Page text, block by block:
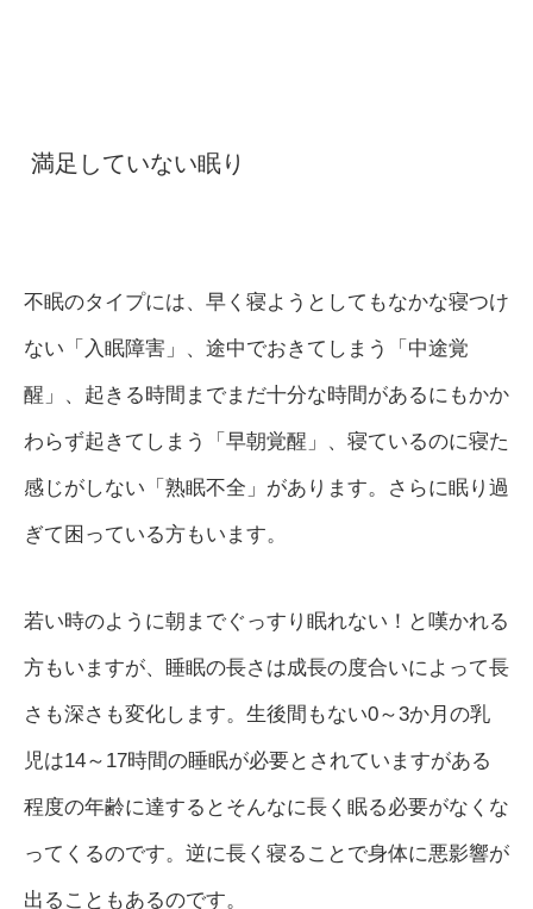
満足していない眠り
不眠のタイプには、早く寝ようとしてもなかな寝つけ
ない「入眠障害」、途中でおきてしまう「中途覚
醒」、起きる時間までまだ十分な時間があるにもかか
わらず起きてしまう「早朝覚醒」、寝ているのに寝た
感じがしない「熟眠不全」があります。さらに眠り過
ぎて困っている方もいます。
若い時のように朝までぐっすり眠れない！と嘆かれる
方もいますが、睡眠の長さは成長の度合いによって長
さも深さも変化します。生後間もない0～3か月の乳
児は14～17時間の睡眠が必要とされていますがある
程度の年齢に達するとそんなに長く眠る必要がなくな
ってくるのです。逆に長く寝ることで身体に悪影響が
出ることもあるのです。